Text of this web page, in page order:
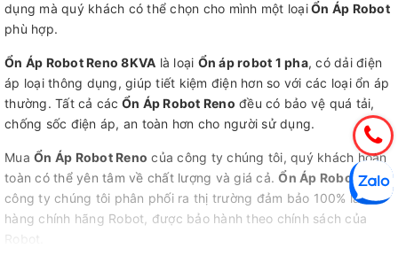
dụng mà quý khách có thể chọn cho mình một loạiỔn Áp Robot
phù hợp.
Ổn Áp Robot Reno 8KVA là loại Ổn áp robot 1 pha, có dải điện
áp loại thông dụng, giúp tiết kiệm điện hơn so với các loại ổn áp
thường. Tất cả các Ổn Áp Robot Reno đều có bảo vệ quá tải,
chống sốc điện áp, an toàn hơn cho người sử dụng.
Mua Ổn Áp Robot Reno của công ty chúng tôi, quý khách hoàn
toàn có thể yên tâm về chất lượng và giá cả.Ổn Áp Robot do
công ty chúng tôi phân phối ra thị trường đảm bảo 100% là
hàng chính hãng Robot, được bảo hành theo chính sách của
Robot.